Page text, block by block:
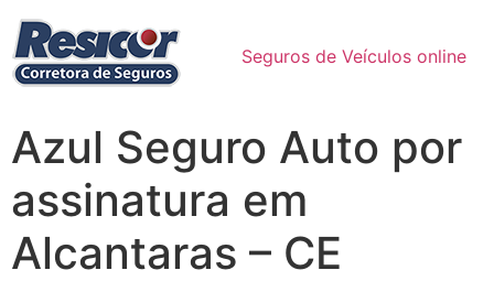
Seguros de Veículos online
Azul Seguro Auto por
assinatura em
Alcantaras – CE